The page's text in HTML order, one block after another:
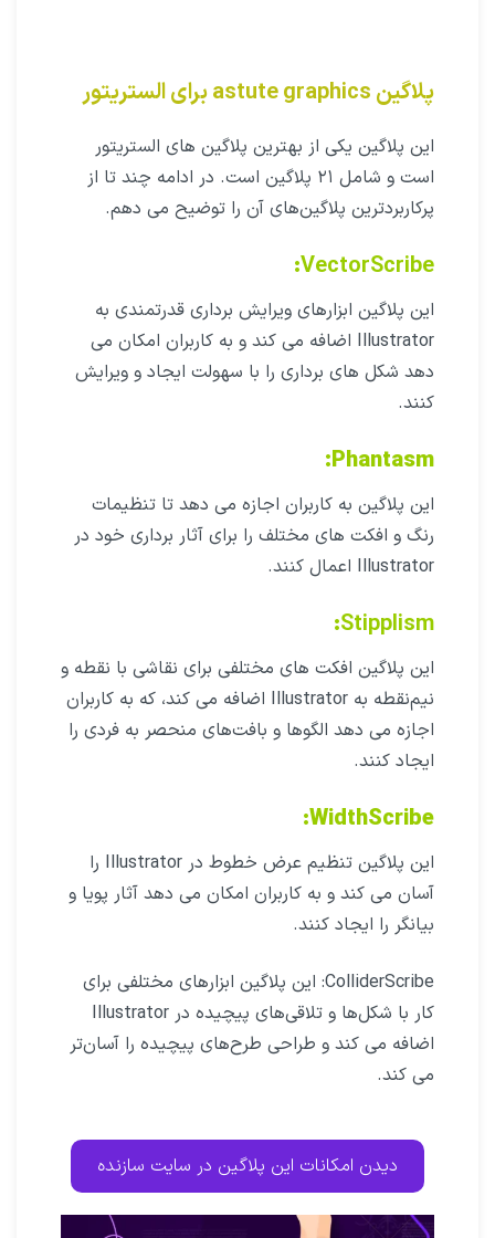
پلاگین astute graphics برای الستریتور
این پلاگین یکی از بهترین پلاگین های الستریتور
است و شامل ۲۱ پلاگین است. در ادامه چند تا از
پرکاربردترین پلاگین‌های آن را توضیح می دهم.
VectorScribe:
این پلاگین ابزارهای ویرایش برداری قدرتمندی به
Illustrator اضافه می کند و به کاربران امکان می
دهد شکل های برداری را با سهولت ایجاد و ویرایش
کنند.
Phantasm:
این پلاگین به کاربران اجازه می دهد تا تنظیمات
رنگ و افکت های مختلف را برای آثار برداری خود در
Illustrator اعمال کنند.
Stipplism:
این پلاگین افکت های مختلفی برای نقاشی با نقطه و
نیم‌نقطه به Illustrator اضافه می کند، که به کاربران
اجازه می دهد الگوها و بافت‌های منحصر به فردی را
ایجاد کنند.
WidthScribe
:
این پلاگین تنظیم عرض خطوط در Illustrator را
آسان می کند و به کاربران امکان می دهد آثار پویا و
بیانگر را ایجاد کنند.
ColliderScribe: این پلاگین ابزارهای مختلفی برای
کار با شکل‌ها و تلاقی‌های پیچیده در Illustrator
اضافه می کند و طراحی طرح‌های پیچیده را آسان‌تر
می کند.
دیدن امکانات این پلاگین در سایت سازنده